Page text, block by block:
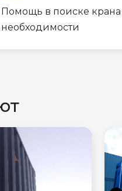
Помощь в поиске крана
необходимости